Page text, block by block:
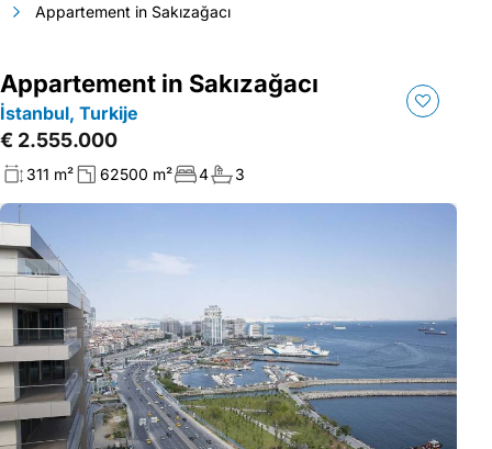
Appartement in Sakızağacı
Appartement in Sakızağacı
İstanbul, Turkije
€ 2.555.000
311 m² 62500 m² 4 3